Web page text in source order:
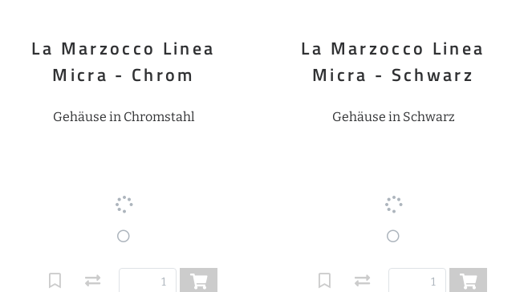
La Marzocco Linea
Micra - Chrom
Gehäuse in Chromstahl
La Marzocco Linea
Micra - Schwarz
Gehäuse in Schwarz